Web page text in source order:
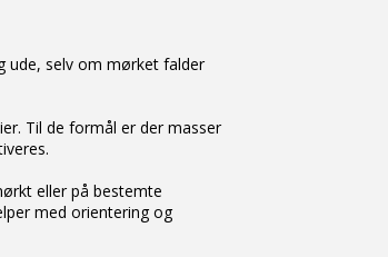
ude, selv om mørket falder
Til de formål er der masser
eller på bestemte
med orientering og